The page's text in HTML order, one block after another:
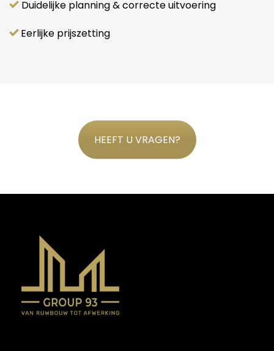
Duidelijke planning & correcte uitvoering
Eerlijke prijszetting
HEEFT U VRAGEN?